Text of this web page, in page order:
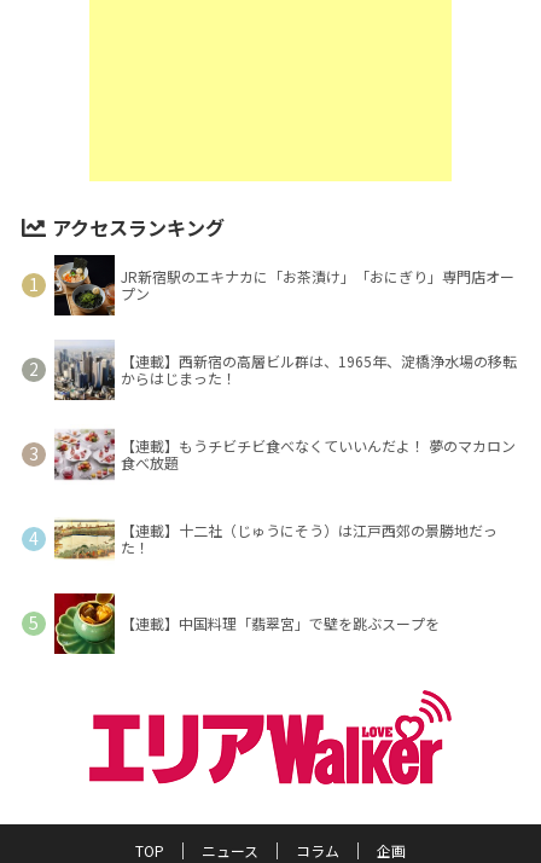
アクセスランキング
JR新宿駅のエキナカに「お茶漬け」「おにぎり」専門店オー
プン
【連載】西新宿の高層ビル群は、1965年、淀橋浄水場の移転
からはじまった！
【連載】もうチビチビ食べなくていいんだよ！ 夢のマカロン
食べ放題
【連載】十二社（じゅうにそう）は江戸西郊の景勝地だっ
た！
【連載】中国料理「翡翠宮」で壁を跳ぶスープを
TOP ニュース コラム 企画